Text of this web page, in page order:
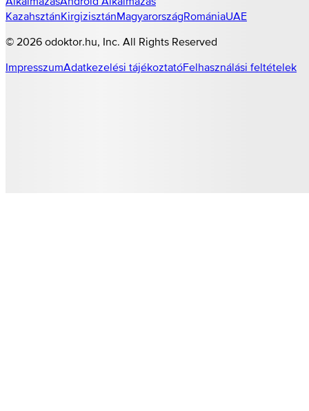
KazahsztánKirgizisztánMagyarországRomániaUAE
© 2026 odoktor.hu, Inc. All Rights Reserved
ImpresszumAdatkezelési tájékoztatóFelhasználási feltételek